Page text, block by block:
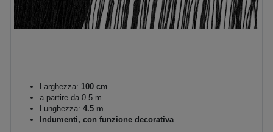
Larghezza: 100 cm
a partire da 0.5 m
Lunghezza: 4.5 m
Indumenti, con funzione decorativa